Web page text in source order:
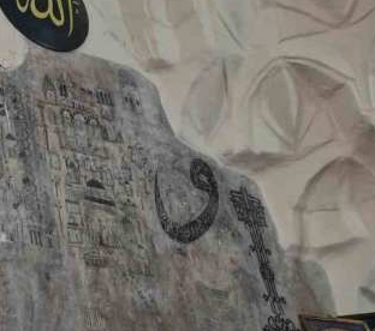
Güncel
Gerede’de Görev
Banka Müdürü
Yeni Karar